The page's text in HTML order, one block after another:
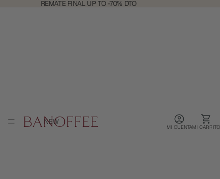
REMATE FINAL UP TO -70% DTO
REMATE
NEW
MI CUENTAMI CARRITO